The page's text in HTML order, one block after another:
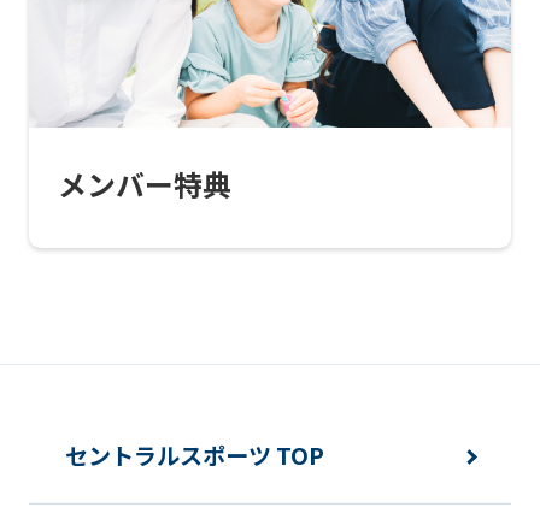
メンバー特典
this
website
will
be
so
not
accurate
セントラルスポーツ TOP